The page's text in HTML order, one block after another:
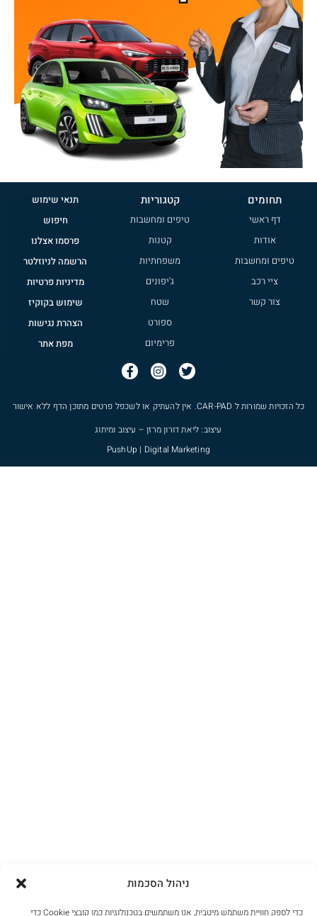
ניהול הסכמות
כדי לספק חוויית משתמש מיטבית, אנו משתמשים בטכנולוגיות כמו קובצי Cookie כדי
תחומים
דף ראשי
אודות
טיפים ומחשבות
ציי רכב
צור קשר
קטגוריות
טיפים ומחשבות
קטנות
משפחתיות
ג'יפונים
שטח
ספורט
פרימיום
תנאי שימוש
חיפוש
פרסמו אצלנו
הרשמה לניוזלטר
מדיניות פרטיות
שימוש בקוקיז
הצהרת נגישות
מפת אתר
כל הזכויות שמורות ל CAR-PAD. אין להעתיק או לשכפל פרטים מתוכן הדף ללא אישור
עיצוב: ליאת דורון מרזן – עיצוב ומיתוג
PushUp | Digital Marketing